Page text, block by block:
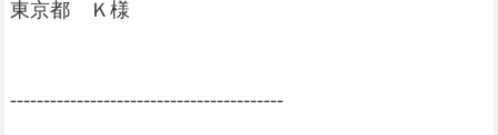
東京都 Ｋ様
-----------------------------------------